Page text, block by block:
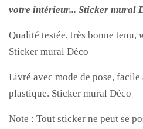
votre intérieur... Sticker mural
Qualité testée, très bonne tenu,
Sticker mural Déco
Livré avec mode de pose, facile
plastique. Sticker mural Déco
Note : Tout sticker ne peut se